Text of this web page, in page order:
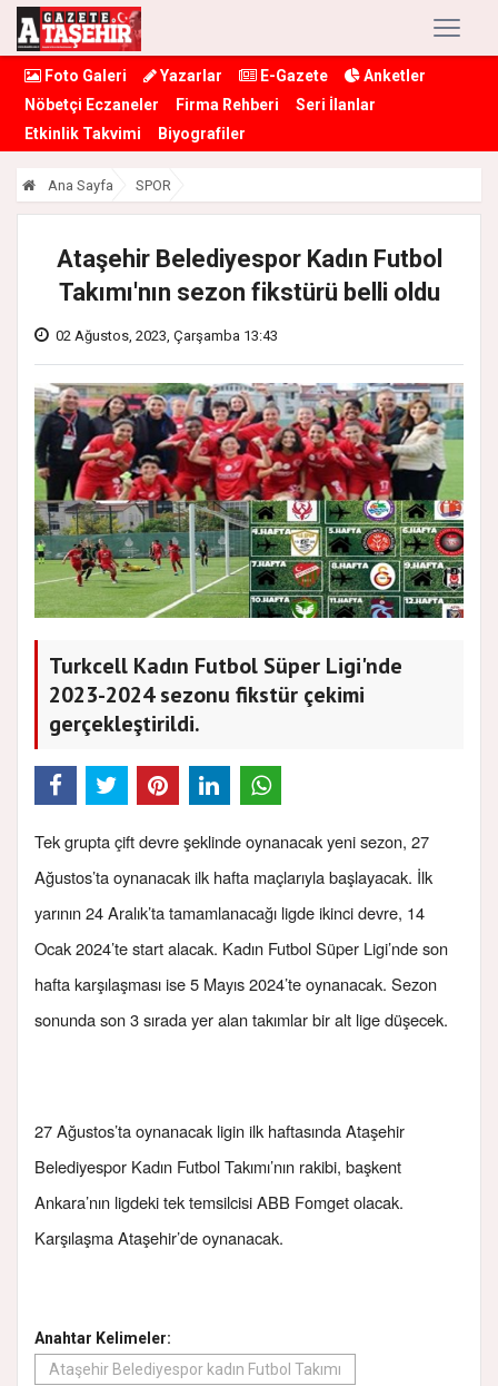
Foto Galeri Yazarlar E-Gazete
Anketler
Nöbetçi Eczaneler
Firma Rehberi
Seri İlanlar
Etkinlik Takvimi
Biyografiler
Ana Sayfa SPOR
Ataşehir Belediyespor Kadın Futbol
Takımı'nın sezon fikstürü belli oldu
02 Ağustos, 2023, Çarşamba 13:43
Turkcell Kadın Futbol Süper Ligi'nde
2023-2024 sezonu fikstür çekimi
gerçekleştirildi.
Tek grupta çift devre şeklinde oynanacak yeni sezon, 27
Ağustos’ta oynanacak ilk hafta maçlarıyla başlayacak. İlk
yarının 24 Aralık’ta tamamlanacağı ligde ikinci devre, 14
Ocak 2024’te start alacak. Kadın Futbol Süper Ligi’nde son
hafta karşılaşması ise 5 Mayıs 2024’te oynanacak. Sezon
sonunda son 3 sırada yer alan takımlar bir alt lige düşecek.
27 Ağustos’ta oynanacak ligin ilk haftasında Ataşehir
Belediyespor Kadın Futbol Takımı’nın rakibi, başkent
Ankara’nın ligdeki tek temsilcisi ABB Fomget olacak.
Karşılaşma Ataşehir’de oynanacak.
Anahtar Kelimeler:
Ataşehir Belediyespor kadın Futbol Takımı